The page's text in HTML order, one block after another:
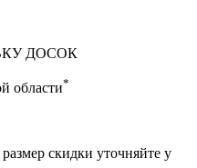
ДОСОК
области*
скидки уточняйте у